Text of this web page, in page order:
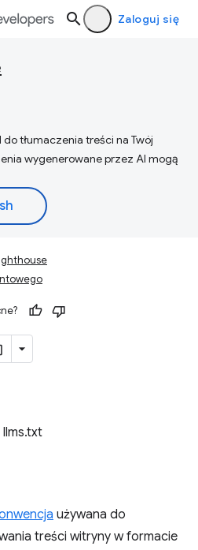
Zaloguj się
tłumaczenia treści na Twój
wygenerowane przez AI mogą
llms.txt
używana do
treści witryny w formacie